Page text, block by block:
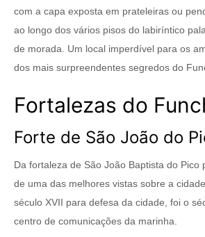
com a capa exposta em prateleiras ou
ao longo dos vários pisos do labiríntico
de morada. Um local imperdível para os
dos mais surpreendentes segredos do
Fortalezas do
Forte de São João do
Da fortaleza de São João Baptista do Pico
de uma das melhores vistas sobre a
século XVII para defesa da cidade, foi o
centro de comunicações da marinha.